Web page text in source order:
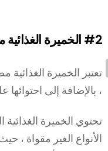
#2 الخميرة
تعتبر الخميرة الغذائية
، بالإضافة إلى
تحتوي الخميرة
الأنواع الغير مقواة ،